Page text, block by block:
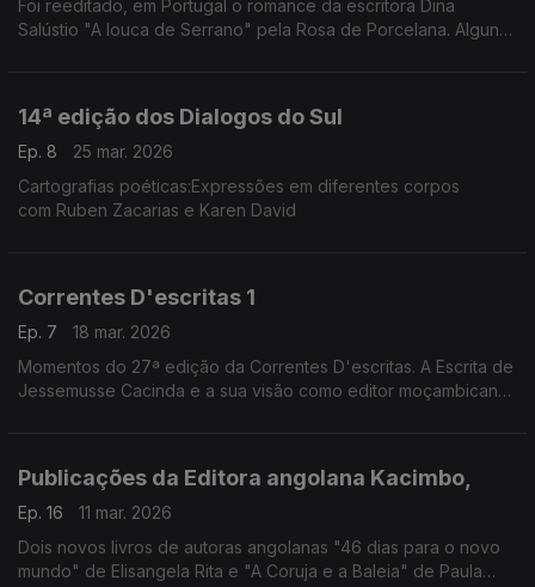
Foi reeditado, em Portugal o romance da escritora Dina
Salústio "A louca de Serrano" pela Rosa de Porcelana. Alguns
14ª edição dos Dialogos do Sul
Ep. 8
25 mar. 2026
Cartografias poéticas:Expressões em diferentes corpos
com Ruben Zacarias e Karen David
Correntes D'escritas 1
Ep. 7
18 mar. 2026
Momentos do 27ª edição da Correntes D'escritas. A Escrita de
Jessemusse Cacinda e a sua visão como editor moçambicano
Publicações da Editora angolana Kacimbo,
Ep. 16
11 mar. 2026
Dois novos livros de autoras angolanas "46 dias para o novo
mundo" de Elisangela Rita e "A Coruja e a Baleia" de Paula